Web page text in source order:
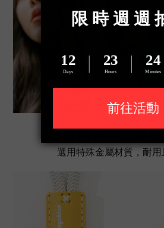
選用特殊金屬材質，耐